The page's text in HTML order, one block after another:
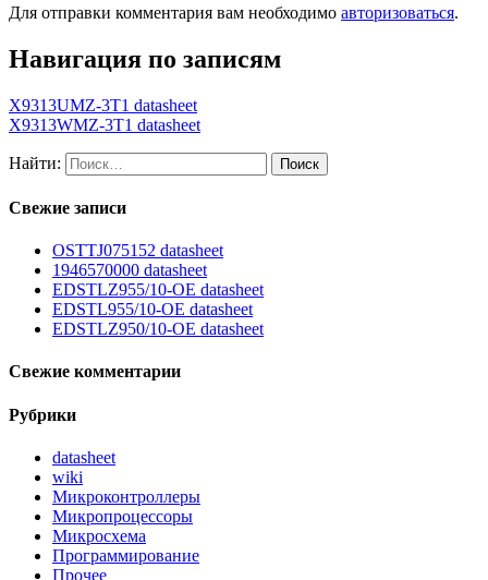
Для отправки комментария вам необходимо авторизоваться.
Навигация по записям
X9313UMZ-3T1 datasheet
X9313WMZ-3T1 datasheet
Найти:
Свежие записи
OSTTJ075152 datasheet
1946570000 datasheet
EDSTLZ955/10-OE datasheet
EDSTL955/10-OE datasheet
EDSTLZ950/10-OE datasheet
Свежие комментарии
Рубрики
datasheet
wiki
Микроконтроллеры
Микропроцессоры
Микросхема
Программирование
Прочее